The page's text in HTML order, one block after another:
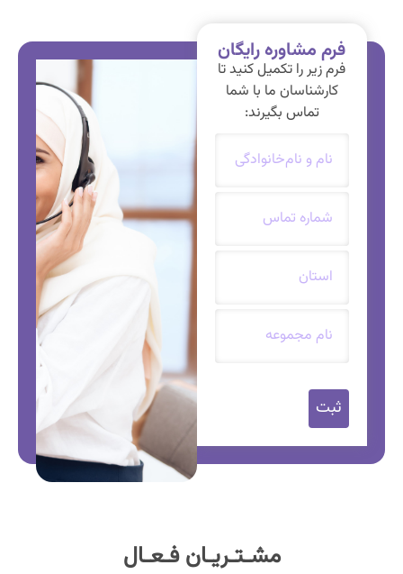
فرم مشاوره رایگان
فرم زیر را تکمیل کنید تا
کارشناسان ما با شما
تماس بگیرند:
نام‌خانوادگی*
تماس *
مجموعه
مشـتـریـان فـعـال